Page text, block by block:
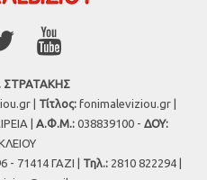
ΣΤΡΑΤΑΚΗΣ
| Τίτλος:fonimaleviziou.gr |
| Α.Φ.Μ.: 038839100 - ΔΟΥ:
- 71414 ΓΑΖΙ | Τηλ.: 2810 822294 |